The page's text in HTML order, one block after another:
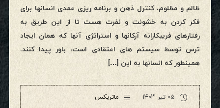
ظالم و مظلوم، کنترل ذهن و برنامه ریزی عمدی انسانها برای
فکر کردن به خشونت و نفرت هست تا از این طریق به
رفتارهای فریبکارانه آرکانها و استراتژی آنها که همان ایجاد
ترس توسط سیستم های اعتقادی است، باور پیدا کنند.
همینطور که انسانها به این […]
۰۵ تیر ۱۴۰۳ ماتریکس